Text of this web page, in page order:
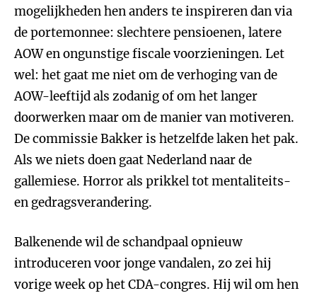
mogelijkheden hen anders te inspireren dan via
de portemonnee: slechtere pensioenen, latere
AOW en ongunstige fiscale voorzieningen. Let
wel: het gaat me niet om de verhoging van de
AOW-leeftijd als zodanig of om het langer
doorwerken maar om de manier van motiveren.
De commissie Bakker is hetzelfde laken het pak.
Als we niets doen gaat Nederland naar de
gallemiese. Horror als prikkel tot mentaliteits-
en gedragsverandering.
Balkenende wil de schandpaal opnieuw
introduceren voor jonge vandalen, zo zei hij
vorige week op het CDA-congres. Hij wil om hen